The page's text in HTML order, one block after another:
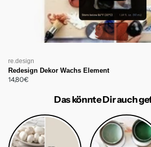
re.design
Redesign Dekor Wachs Element
14,80€
Das könnte Dir auch